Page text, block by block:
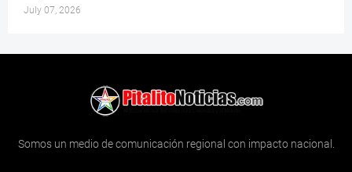
July 07, 2026
Somos un medio de comunicación regional con impacto nacional.